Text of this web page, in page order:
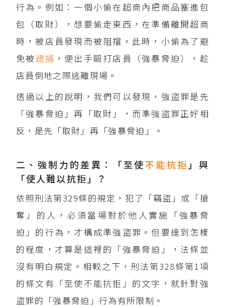
行為。例如：一個小偷在超商內把商品塞進包
包（取財），想要偷走東西，在準備離開超商
時，被店員發現而被阻擋。此時，小偷為了避
免被 逮捕 ，便出手毆打店員（強暴脅迫），趁
店員倒地之際逃離現場。
透過以上的說明，我們可以發現，強盜罪是先
「強暴脅迫」再「取財」，而準強盜罪正好相
反，是先「取財」再「強暴脅迫」。
二、強制力的差異：「至使不能抗拒 」與
「使人難以抗拒」？
依照刑法第329條的規定，犯了「竊盜」或「搶
奪」的人，必須當場對於他人實施「強暴脅
迫」的行為，才構成準強盜罪。但要達到怎樣
的程度，才算是這裡的「強暴脅迫」，法條並
沒有明白規定。相較之下，刑法第328條第1項
的條文有「至使不能抗拒」的文字，就針對強
盜罪的「強暴脅迫」行為有所限制。